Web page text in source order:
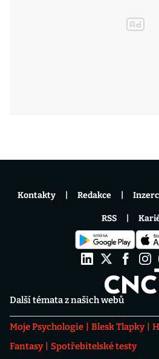
Další témata z našich webů
Moje Psychologie Blesk Tlapky
Fantasy
Spotřebitelské testy
Kontakty Redakce
RSS